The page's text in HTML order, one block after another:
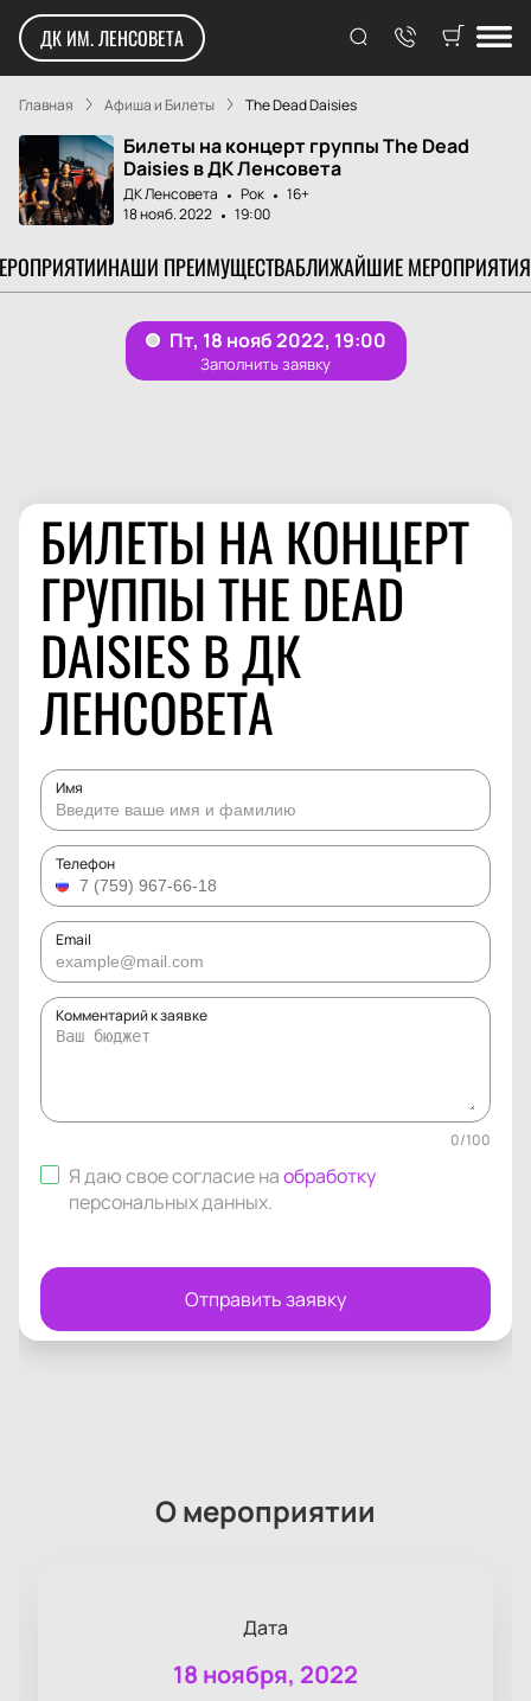
ДК ИМ. ЛЕНСОВЕТА
Главная Афиша и Билеты The Dead Daisies
Билеты на концерт группы The Dead
Daisies в ДК Ленсовета
ДК Ленсовета Рок
16+
18 нояб. 2022
19:00
НАШИ ПРЕИМУЩЕСТВАБЛИЖАЙШИЕ МЕРОПРИЯТИЯ
БИЛЕТЫ НА КОНЦЕРТ
ГРУППЫ THE DEAD
DAISIES В ДК
ЛЕНСОВЕТА
Имя
Телефон
Email
Комментарий к заявке
0/100
Я даю свое согласие наобработку
персональных данных.
Отправить заявку
О мероприятии
Дата
18 ноября, 2022